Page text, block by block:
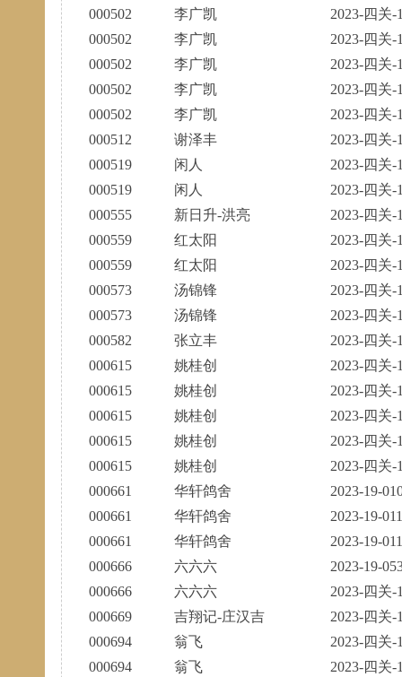
000502 李广凯
2023-四关-
000502
李广凯
2023-四关-
000502
李广凯
2023-四关-
000502
李广凯
2023-四关-
000502
李广凯
2023-四关-
000512
谢泽丰
2023-四关-
000519
闲人
2023-四关-
000519
闲人
2023-四关-
000555
新日升-洪亮
2023-四关-
000559
红太阳
2023-四关-
000559
红太阳
2023-四关-
000573
汤锦锋
2023-四关-
000573
汤锦锋
2023-四关-
000582
张立丰
2023-四关-
000615
姚桂创
2023-四关-
000615
姚桂创
2023-四关-
000615
姚桂创
2023-四关-
000615
姚桂创
2023-四关-
000615
姚桂创
2023-四关-
000661
华轩鸽舍
2023-19-
000661
华轩鸽舍
2023-19-
000661
华轩鸽舍
2023-19-
000666
六六六
2023-19-
000666
六六六
2023-四关-
000669
吉翔记-庄汉吉
2023-四关-
000694
翁飞
2023-四关-
000694
翁飞
2023-四关-